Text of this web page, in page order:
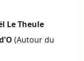
Le Theule
(Autour du